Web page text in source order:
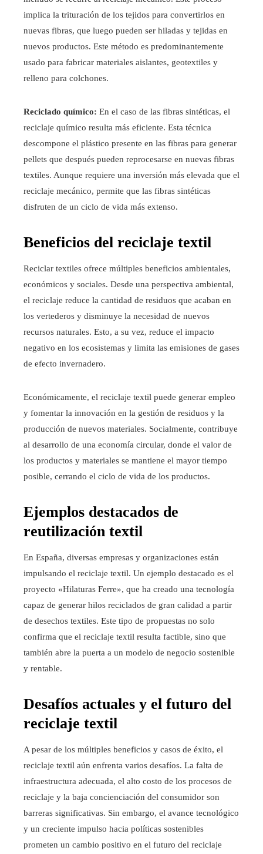
implica la trituración de los tejidos para convertirlos en
nuevas fibras, que luego pueden ser hiladas y tejidas en
nuevos productos. Este método es predominantemente
usado para fabricar materiales aislantes, geotextiles y
relleno para colchones.
Reciclado químico: En el caso de las fibras sintéticas, el
reciclaje químico resulta más eficiente. Esta técnica
descompone el plástico presente en las fibras para generar
pellets que después pueden reprocesarse en nuevas fibras
textiles. Aunque requiere una inversión más elevada que el
reciclaje mecánico, permite que las fibras sintéticas
disfruten de un ciclo de vida más extenso.
Beneficios del reciclaje textil
Reciclar textiles ofrece múltiples beneficios ambientales,
económicos y sociales. Desde una perspectiva ambiental,
el reciclaje reduce la cantidad de residuos que acaban en
los vertederos y disminuye la necesidad de nuevos
recursos naturales. Esto, a su vez, reduce el impacto
negativo en los ecosistemas y limita las emisiones de gases
de efecto invernadero.
Económicamente, el reciclaje textil puede generar empleo
y fomentar la innovación en la gestión de residuos y la
producción de nuevos materiales. Socialmente, contribuye
al desarrollo de una economía circular, donde el valor de
los productos y materiales se mantiene el mayor tiempo
posible, cerrando el ciclo de vida de los productos.
Ejemplos destacados de
reutilización textil
En España, diversas empresas y organizaciones están
impulsando el reciclaje textil. Un ejemplo destacado es el
proyecto «Hilaturas Ferre», que ha creado una tecnología
capaz de generar hilos reciclados de gran calidad a partir
de desechos textiles. Este tipo de propuestas no solo
confirma que el reciclaje textil resulta factible, sino que
también abre la puerta a un modelo de negocio sostenible
y rentable.
Desafíos actuales y el futuro del
reciclaje textil
A pesar de los múltiples beneficios y casos de éxito, el
reciclaje textil aún enfrenta varios desafíos. La falta de
infraestructura adecuada, el alto costo de los procesos de
reciclaje y la baja concienciación del consumidor son
barreras significativas. Sin embargo, el avance tecnológico
y un creciente impulso hacia políticas sostenibles
prometen un cambio positivo en el futuro del reciclaje